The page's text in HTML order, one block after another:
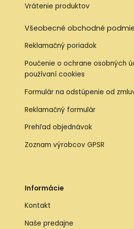
Vrátenie produktov
Všeobecné obchodné
Reklamačný poriadok
Poučenie o ochrane osobných
používaní cookies
Formulár na odstúpenie od
Reklamačný formulár
Prehľad objednávok
Zoznam výrobcov GPSR
Informácie
Kontakt
Naše predajne